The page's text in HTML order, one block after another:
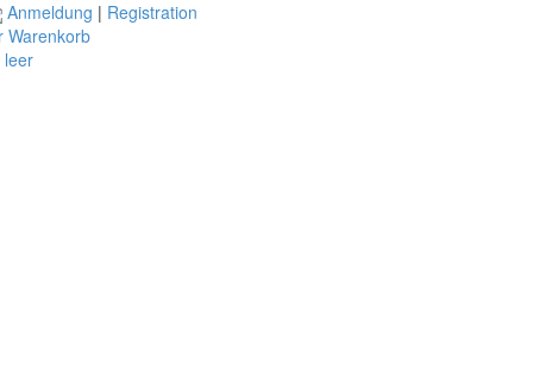
Anmeldung | Registration
Warenkorb
leer